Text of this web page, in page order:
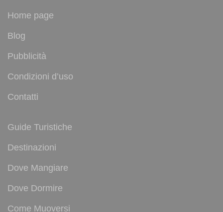
Home page
Blog
Pubblicità
Condizioni d’uso
Contatti
Guide Turistiche
Destinazioni
Dove Mangiare
Dove Dormire
Come Muoversi